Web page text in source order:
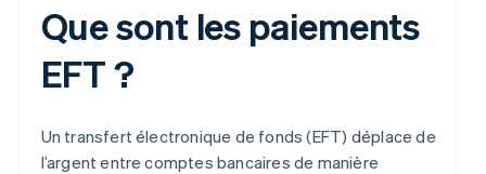
Que sont les paiements
EFT ?
Un transfert électronique de fonds (EFT) déplace de
l’argent entre comptes bancaires de manière